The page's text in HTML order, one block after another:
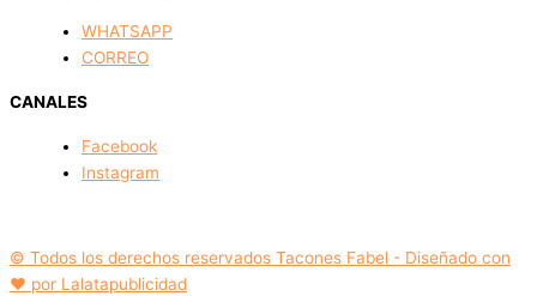
WHATSAPP
CORREO
CANALES
Facebook
Instagram
© Todos los derechos reservados Tacones Fabel - Diseñado con
❤️ por Lalatapublicidad